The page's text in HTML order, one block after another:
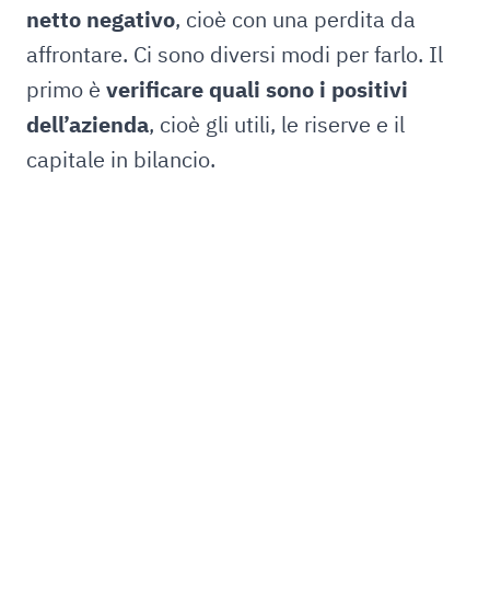
netto negativo, cioè con una perdita da
affrontare. Ci sono diversi modi per farlo. Il
primo è verificare quali sono i positivi
dell’azienda, cioè gli utili, le riserve e il
capitale in bilancio.